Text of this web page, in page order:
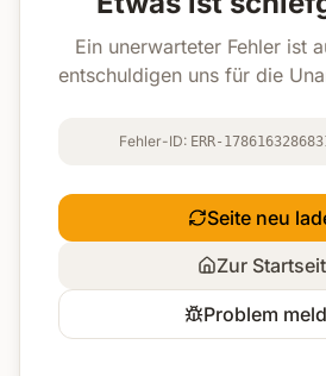
Ein unerwarteter Fehler ist
entschuldigen uns für die
Fehler-ID: ERR-
Seite neu
Zur
Problem